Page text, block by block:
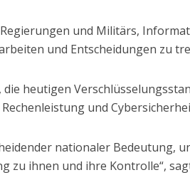
und Militärs,
und Entscheidungen zu
heutigen
und
nationaler Bedeutung,
zu ihnen und ihre Kontrolle“,